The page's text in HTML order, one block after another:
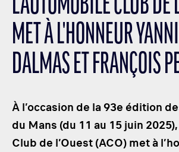
LES CATÉGORIES
PALMARÈS
HOSPITALITÉS
DÉVELOPPEMENT
PARTENAIRES
NEWSLETTER
L’AUTOMOBILE CLUB DE
MET À L'HONNEUR
DALMAS ET FRANÇOIS
À l’occasion de la 93e édition
du Mans (du 11 au 15 juin
Club de l’Ouest (ACO) met à